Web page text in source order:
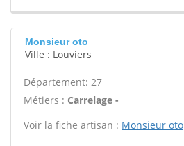
Monsieur oto
Ville : Louviers
Département: 27
Métiers : Carrelage -
Voir la fiche artisan : Monsieur oto